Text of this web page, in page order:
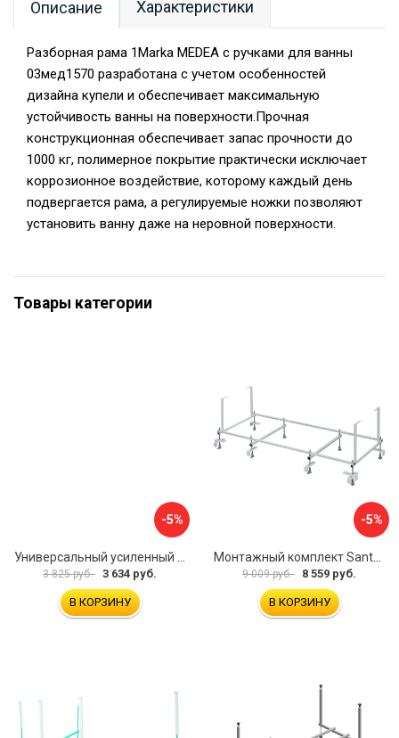
Описание Характеристики
Разборная рама 1Marka MEDEA с ручками для ванны
03мед1570 разработана с учетом особенностей
дизайна купели и обеспечивает максимальную
устойчивость ванны на поверхности.Прочная
конструкционная обеспечивает запас прочности до
1000 кг, полимерное покрытие практически исключает
коррозионное воздействие, которому каждый день
подвергается рама, а регулируемые ножки позволяют
установить ванну даже на неровной поверхности.
Товары категории
-5%
3 825 руб. 3 634 руб.
В КОРЗИНУ
-5%
9 009 руб. 8 559 руб.
В КОРЗИНУ